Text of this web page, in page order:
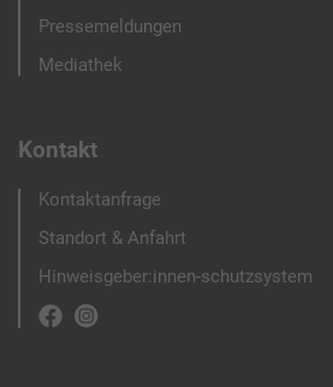
Pressemeldungen
Mediathek
Kontakt
Kontaktanfrage
Standort & Anfahrt
Hinweisgeber:innen-schutzsystem